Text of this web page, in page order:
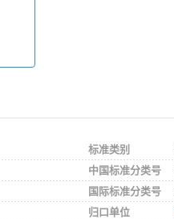
标准类别
中国标准分类号
国际标准分类号
归口单位